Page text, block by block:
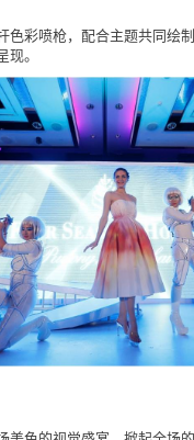
色彩喷枪，配合主题共同绘
现。